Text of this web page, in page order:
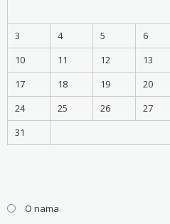
3
4 5 6
10
11 12 13
17
18 19 20
24
25 26 27
31
O nama